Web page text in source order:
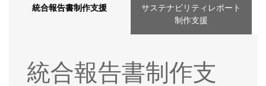
統合報告書制作支援
サステナビリティレポート
制作支援
統合報告書制作支